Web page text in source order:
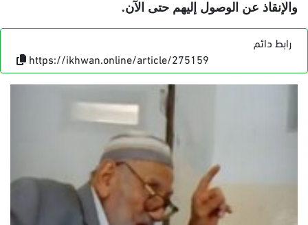
والإنقاذ عن الوصول إليهم حتى الآن.
رابط دائم
https://ikhwan.online/article/275159